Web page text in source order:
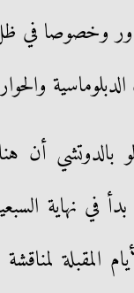
وخصوصا في ظل
بالدوتشي
بدأ في نهاية
المقبلة